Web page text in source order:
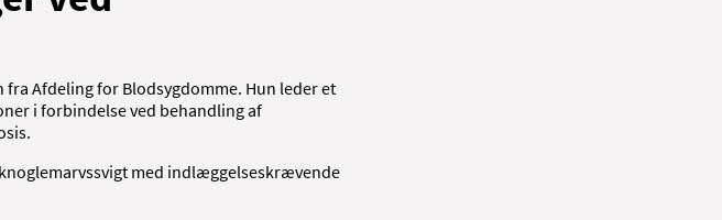
Afdeling for Blodsygdomme. Hun leder et
i forbindelse ved behandling af
med indlæggelseskrævende